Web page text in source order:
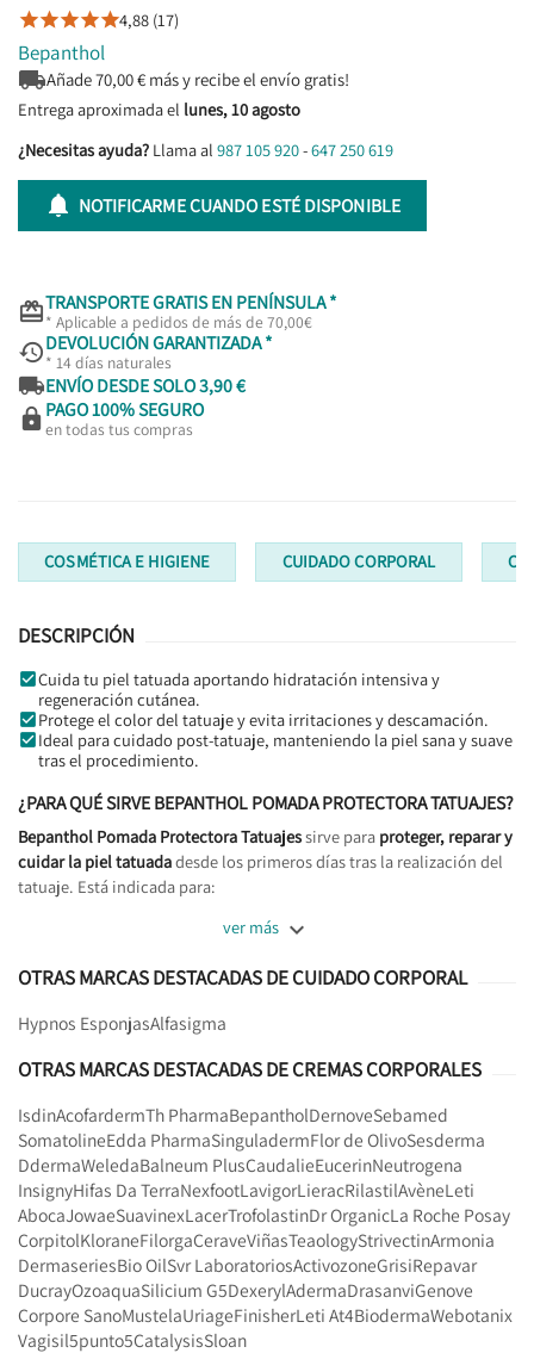
4,88 (17)
Bepanthol
Añade70,00€ más y recibe el envío gratis!
Entrega aproximada el lunes, 10 agosto
¿Necesitas ayuda? Llama al 987 105 920-647 250 619
 NOTIFICARME CUANDO ESTÉ DISPONIBLE
TRANSPORTE GRATIS EN PENÍNSULA *
* Aplicable a pedidos de más de 70,00€
DEVOLUCIÓN GARANTIZADA *
* 14 días naturales
ENVÍO DESDE SOLO 3,90 €
 PAGO 100% SEGURO
en todas tus compras
COSMÉTICA E HIGIENE CUIDADO CORPORAL
DESCRIPCIÓN
Cuida tu piel tatuada aportando hidratación intensiva y
regeneración cutánea.
Protege el color del tatuaje y evita irritaciones y descamación.
Ideal para cuidado post-tatuaje, manteniendo la piel sana y suave
tras el procedimiento.
¿PARA QUÉ SIRVE BEPANTHOL POMADA PROTECTORA TATUAJES?
Bepanthol Pomada Protectora Tatuajessirve para proteger, reparar y
cuidar la piel tatuadadesde los primeros días tras la realización del
tatuaje. Está indicada para:
ver más 
OTRAS MARCAS DESTACADAS DE CUIDADO CORPORAL
Hypnos EsponjasAlfasigma
OTRAS MARCAS DESTACADAS DE CREMAS CORPORALES
IsdinAcofardermTh PharmaBepantholDernoveSebamed
SomatolineEdda PharmaSinguladermFlor de OlivoSesderma
DdermaWeledaBalneum PlusCaudalieEucerinNeutrogena
InsignyHifas Da TerraNexfootLavigorLieracRilastilAvèneLeti
AbocaJowaeSuavinexLacerTrofolastinDr OrganicLa Roche Posay
CorpitolKloraneFilorgaCeraveViñasTeaologyStrivectinArmonia
DermaseriesBio OilSvr LaboratoriosActivozoneGrisiRepavar
DucrayOzoaquaSilicium G5DexerylAdermaDrasanviGenove
Corpore SanoMustelaUriageFinisherLeti At4BiodermaWebotanix
Vagisil5punto5CatalysisSloan